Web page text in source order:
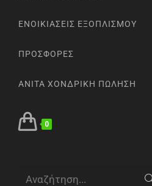
ΕΝΟΙΚΙΆΣΕΙΣ ΕΞΟΠΛΙΣΜΟΎ
ΠΡΟΣΦΟΡΈΣ
ANITA ΧΟΝΔΡΙΚΉ ΠΏΛΗΣΗ
0
Αναζήτηση...